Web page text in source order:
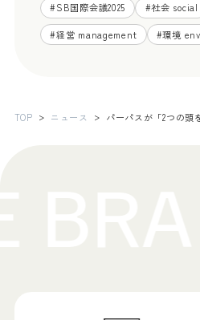
#SB国際会議2025 #社会 social
#経営 management #環境
TOP ニュース パーパスが「2つの頭